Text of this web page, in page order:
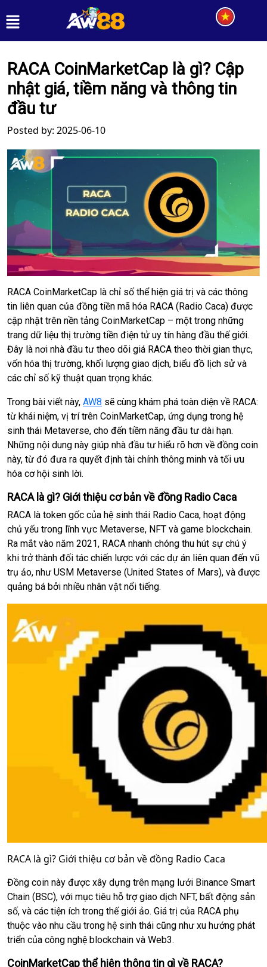
RACA CoinMarketCap là gì? Cập
nhật giá, tiềm năng và thông tin
đầu tư
Posted by: 2025-06-10
RACA CoinMarketCap là chỉ số thể hiện giá trị và các thông
tin liên quan của đồng tiền mã hóa RACA (Radio Caca) được
cập nhật trên nền tảng CoinMarketCap – một trong những
trang dữ liệu thị trường tiền điện tử uy tín hàng đầu thế giới.
Đây là nơi nhà đầu tư theo dõi giá RACA theo thời gian thực,
vốn hóa thị trường, khối lượng giao dịch, biểu đồ lịch sử và
các chỉ số kỹ thuật quan trọng khác.
Trong bài viết này, AW8 sẽ cùng khám phá toàn diện về RACA:
từ khái niệm, vị trí trên CoinMarketCap, ứng dụng trong hệ
sinh thái Metaverse, cho đến tiềm năng đầu tư dài hạn.
Những nội dung này giúp nhà đầu tư hiểu rõ hơn về đồng coin
này, từ đó đưa ra quyết định tài chính thông minh và tối ưu
hóa cơ hội sinh lời.
RACA là gì? Giới thiệu cơ bản về đồng Radio Caca
RACA là token gốc của hệ sinh thái Radio Caca, hoạt động
chủ yếu trong lĩnh vực Metaverse, NFT và game blockchain.
Ra mắt vào năm 2021, RACA nhanh chóng thu hút sự chú ý
khi trở thành đối tác chiến lược với các dự án liên quan đến vũ
trụ ảo, như USM Metaverse (United States of Mars), và được
quảng bá bởi nhiều nhân vật nổi tiếng.
RACA là gì? Giới thiệu cơ bản về đồng Radio Caca
Đồng coin này được xây dựng trên mạng lưới Binance Smart
Chain (BSC), với mục tiêu hỗ trợ giao dịch NFT, bất động sản
số, và các tiện ích trong thế giới ảo. Giá trị của RACA phụ
thuộc vào nhu cầu trong hệ sinh thái cũng như xu hướng phát
triển của công nghệ blockchain và Web3.
CoinMarketCap thể hiện thông tin gì về RACA?